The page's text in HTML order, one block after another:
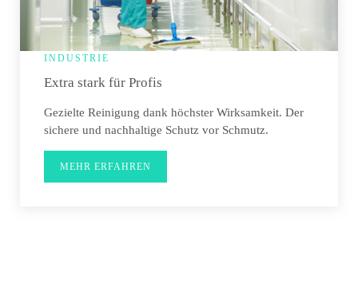
INDUSTRIE
Extra stark für Profis
Gezielte Reinigung dank höchster Wirksamkeit. Der
sichere und nachhaltige Schutz vor Schmutz.
MEHR ERFAHREN